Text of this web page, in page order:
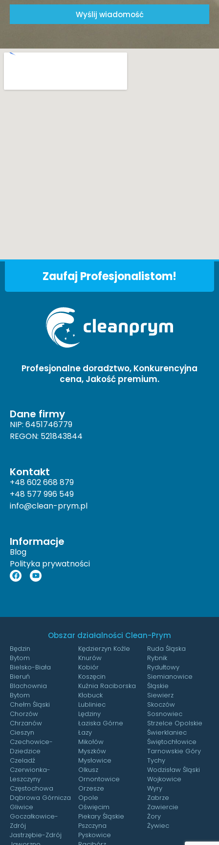
Wyślij wiadomość
Zaufaj Profesjonalistom!
Profesjonalne doradztwo, Konkurencyjna
cena, Jakość premium.
Dane firmy
NIP: 6451746779
REGON: 521843844
Kontakt
+48 602 668 879
+48 577 996 549
info@clean-prym.pl
Informacje
Blog
Polityka prywatności
Obszar działalności Clean-Prym
Będzin
Bytom
Bielsko-Biała
Bieruń
Blachownia
Bytom
Chełm Śląski
Chorzów
Chrzanów
Cieszyn
Czechowice-
Dziedzice
Czeladź
Czerwionka-
Leszczyny
Częstochowa
Dąbrowa Górnicza
Gliwice
Goczałkowice-
Zdrój
Jastrzębie-Zdrój
Kędzierzyn Koźle
Knurów
Kobiór
Koszęcin
Kuźnia Raciborska
Kłobuck
Lubliniec
Lędziny
Łaziska Górne
Łazy
Mikołów
Myszków
Mysłowice
Olkusz
Ornontowice
Orzesze
Opole
Oświęcim
Piekary Śląskie
Pszczyna
Pyskowice
Ruda Śląska
Rybnik
Rydułtowy
Siemianowice
Śląskie
Siewierz
Skoczów
Sosnowiec
Strzelce Opolskie
Świerklaniec
Świętochłowice
Tarnowskie Góry
Tychy
Wodzisław Śląski
Wojkowice
Wyry
Zabrze
Zawiercie
Żory
Żywiec